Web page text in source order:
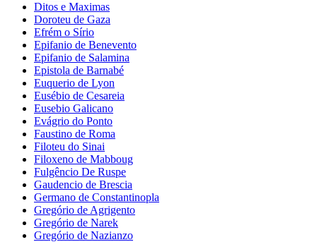
Ditos e Maximas
Doroteu de Gaza
Efrém o Sírio
Epifanio de Benevento
Epifanio de Salamina
Epistola de Barnabé
Euquerio de Lyon
Eusébio de Cesareia
Eusebio Galicano
Evágrio do Ponto
Faustino de Roma
Filoteu do Sinai
Filoxeno de Mabboug
Fulgêncio De Ruspe
Gaudencio de Brescia
Germano de Constantinopla
Gregório de Agrigento
Gregório de Narek
Gregório de Nazianzo